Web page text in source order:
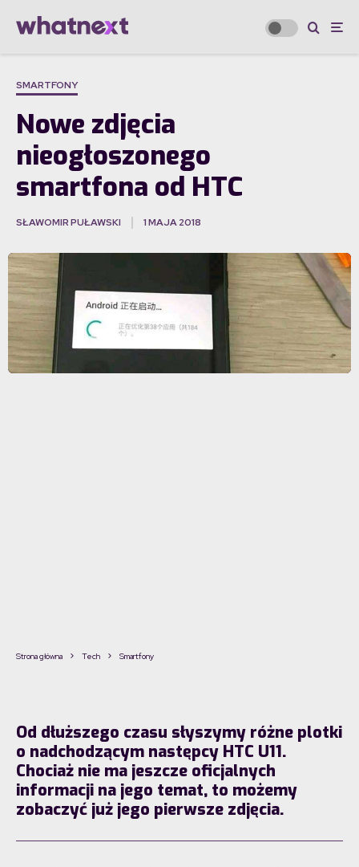
SMARTFONY
Nowe zdjęcia
nieogłoszonego
smartfona od HTC
SŁAWOMIR PUŁAWSKI 1 MAJA 2018
Strona główna Tech Smartfony
Od dłuższego czasu słyszymy różne plotki
o nadchodzącym następcy HTC U11.
Chociaż nie ma jeszcze oficjalnych
informacji na jego temat, to możemy
zobaczyć już jego pierwsze zdjęcia.